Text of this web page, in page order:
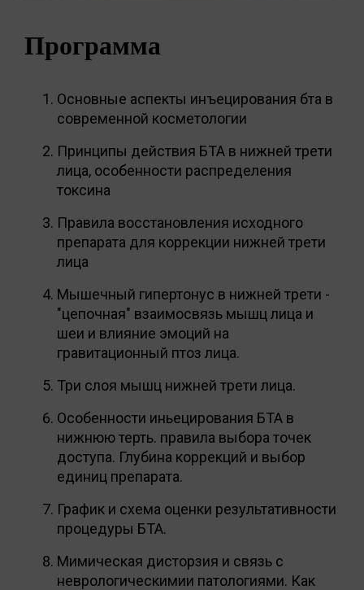
Программа
Основные аспекты инъецирования бта в
современной косметологии
Принципы действия БТА в нижней трети
лица, особенности распределения
токсина
Правила восстановления исходного
препарата для коррекции нижней трети
лица
Мышечный гипертонус в нижней трети -
"цепочная" взаимосвязь мышц лица и
шеи и влияние эмоций на
гравитационный птоз лица.
Три слоя мышц нижней трети лица.
Особенности иньецирования БТА в
нижнюю терть. правила выбора точек
доступа. Глубина коррекций и выбор
единиц препарата.
График и схема оценки результативности
процедуры БТА.
Мимическая дисторзия и связь с
неврологическимии патологиями. Как